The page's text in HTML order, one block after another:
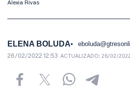
Alexia Rivas
ELENA BOLUDA
26/02/2022 12:53 ACTUALIZADO: 26/02/2022